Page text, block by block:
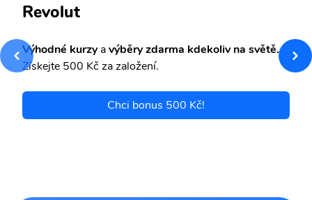
Revolut
Výhodné kurzyavýběry zdarma kdekoliv na světě.
Získejte 500 Kč za založení.
Chci bonus 500 Kč!